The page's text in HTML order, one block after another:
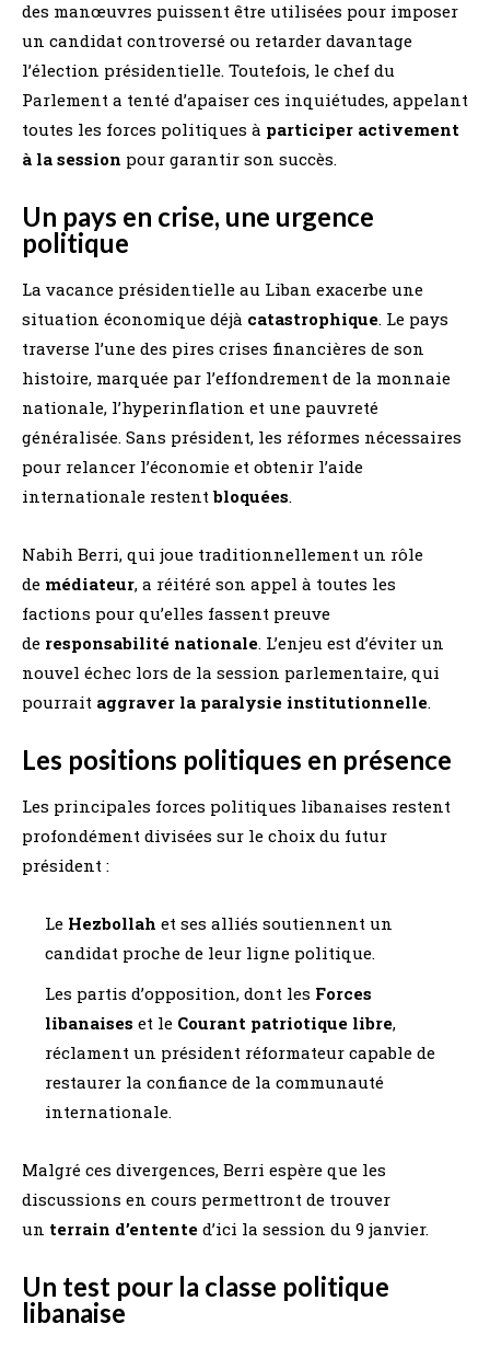
des manœuvres puissent être utilisées pour imposer
un candidat controversé ou retarder davantage
l’élection présidentielle. Toutefois, le chef du
Parlement a tenté d’apaiser ces inquiétudes, appelant
toutes les forces politiques à participer activement
à la session pour garantir son succès.
Un pays en crise, une urgence
politique
La vacance présidentielle au Liban exacerbe une
situation économique déjà catastrophique. Le pays
traverse l’une des pires crises financières de son
histoire, marquée par l’effondrement de la monnaie
nationale, l’hyperinflation et une pauvreté
généralisée. Sans président, les réformes nécessaires
pour relancer l’économie et obtenir l’aide
internationale restentbloquées.
Nabih Berri, qui joue traditionnellement un rôle
de médiateur, a réitéré son appel à toutes les
factions pour qu’elles fassent preuve
de responsabilité nationale. L’enjeu est d’éviter un
nouvel échec lors de la session parlementaire, qui
pourrait aggraver la paralysie institutionnelle.
Les positions politiques en présence
Les principales forces politiques libanaises restent
profondément divisées sur le choix du futur
président :
Le Hezbollah et ses alliés soutiennent un
candidat proche de leur ligne politique.
Les partis d’opposition, dont les Forces
libanaises et le Courant patriotique libre,
réclament un président réformateur capable de
restaurer la confiance de la communauté
internationale.
Malgré ces divergences, Berri espère que les
discussions en cours permettront de trouver
un terrain d’entente d’ici la session du 9 janvier.
Un test pour la classe politique
libanaise